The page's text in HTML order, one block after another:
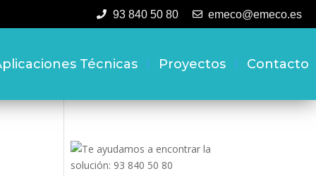
93 840 50 80 emeco@emeco.es
Técnicas Proyectos Contacto